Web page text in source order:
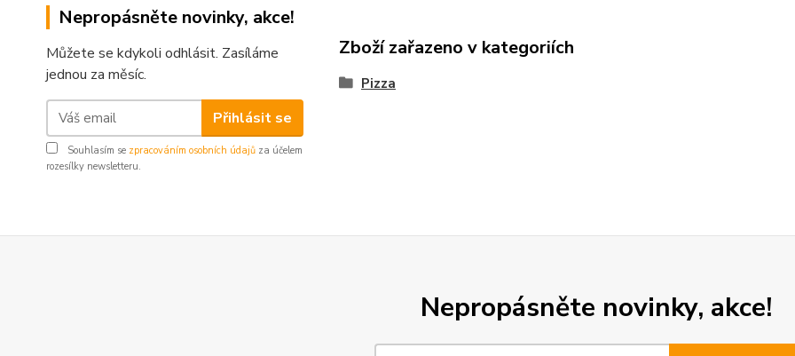
Nepropásněte novinky, akce!
Můžete se kdykoli odhlásit. Zasíláme
jednou za měsíc.
Přihlásit se
Souhlasím se zpracováním osobních údajů za účelem
rozesílky newsletteru.
Zboží zařazeno v kategoriích
Pizza
Nepropásněte novinky, akce!